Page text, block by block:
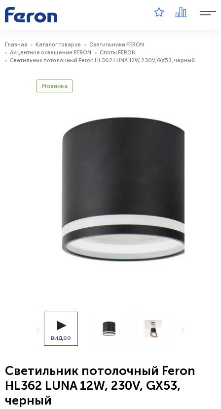
Главная Каталог товаров
Светильники FERON
Акцентное освещение FERON
Споты FERON
Светильник потолочный Feron HL362 LUNA 12W, 230V, GX53, черный
видео
Новинка
Светильник потолочный Feron
HL362 LUNA 12W, 230V, GX53,
черный